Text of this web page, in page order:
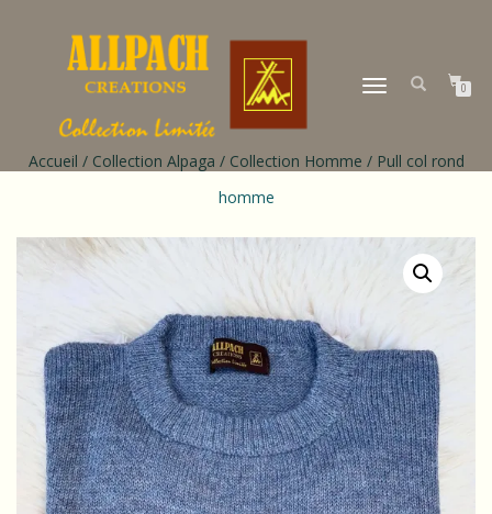
DÉPLIER
0
Accueil / Collection Alpaga / Collection Homme / Pull col rond
homme